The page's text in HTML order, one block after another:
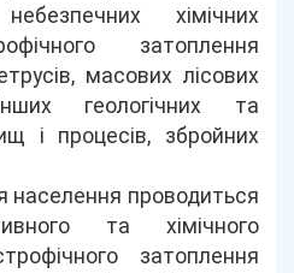
хімічних
затоплення
масових лісових
геологічних та
і процесів, збройних
населення проводиться
та хімічного
затоплення